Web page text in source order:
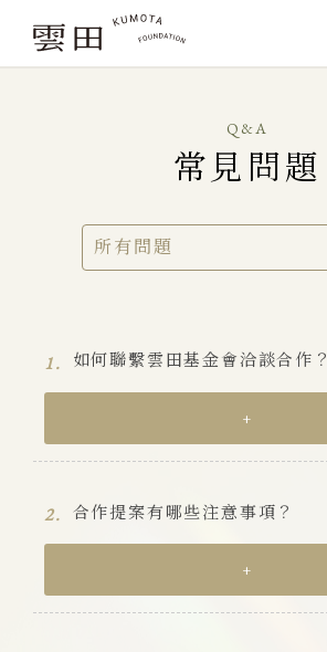
Q&A
常見問題
所有問題
1. 如何聯繫雲田基金會洽談合作？
+
2. 合作提案有哪些注意事項？
+